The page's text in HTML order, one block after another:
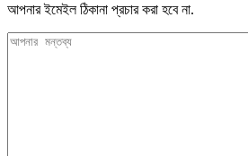
আপনার ইমেইল ঠিকানা প্রচার করা হবে না.